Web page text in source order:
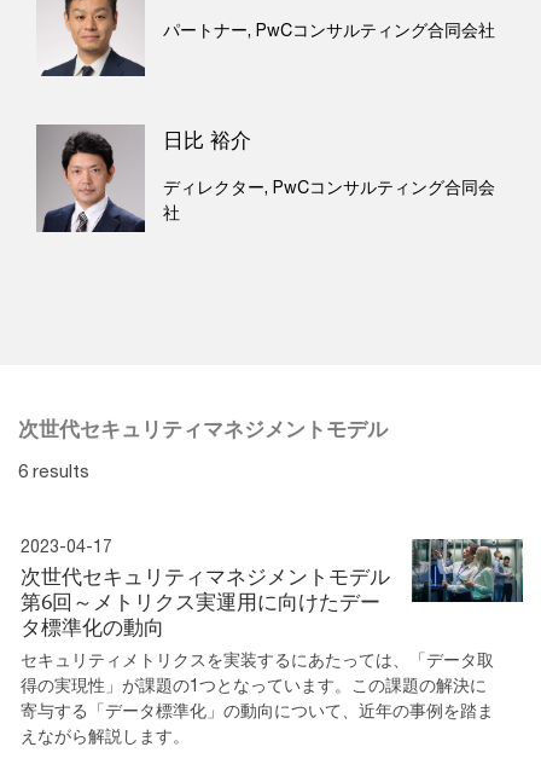
パートナー, PwCコンサルティング合同会社
日比 裕介
ディレクター, PwCコンサルティング合同会
社
次世代セキュリティマネジメントモデル
6 results
2023-04-17
次世代セキュリティマネジメントモデル
第6回～メトリクス実運用に向けたデー
タ標準化の動向
セキュリティメトリクスを実装するにあたっては、「データ取
得の実現性」が課題の1つとなっています。この課題の解決に
寄与する「データ標準化」の動向について、近年の事例を踏ま
えながら解説します。